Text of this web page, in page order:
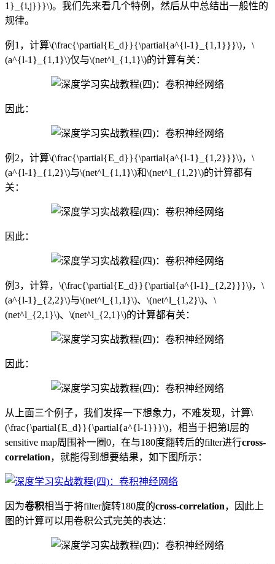
1}_{i,j}}}\)。我们先来看几个特例，然后从中总结出一般性的
规律。
例1，计算\(\frac{\partial{E_d}}{\partial{a^{l-1}_{1,1}}}\)，\
(a^{l-1}_{1,1}\)仅与\(net^l_{1,1}\)的计算有关：
因此：
例2，计算\(\frac{\partial{E_d}}{\partial{a^{l-1}_{1,2}}}\)，\
(a^{l-1}_{1,2}\)与\(net^l_{1,1}\)和\(net^l_{1,2}\)的计算都有
关：
因此：
例3，计算，\(\frac{\partial{E_d}}{\partial{a^{l-1}_{2,2}}}\)，\
(a^{l-1}_{2,2}\)与\(net^l_{1,1}\)、\(net^l_{1,2}\)、\
(net^l_{2,1}\)、\(net^l_{2,1}\)的计算都有关：
因此：
从上面三个例子，我们发挥一下想象力，不难发现，计算\
(\frac{\partial{E_d}}{\partial{a^{l-1}}}\)，相当于把第l层的
sensitive map周围补一圈0，在与180度翻转后的filter进行cross-
correlation，就能得到想要结果，如下图所示：
因为卷积相当于将filter旋转180度的cross-correlation，因此上
图的计算可以用卷积公式完美的表达：